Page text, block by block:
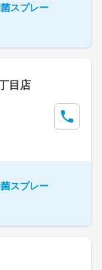
スプレー
目店
スプレー